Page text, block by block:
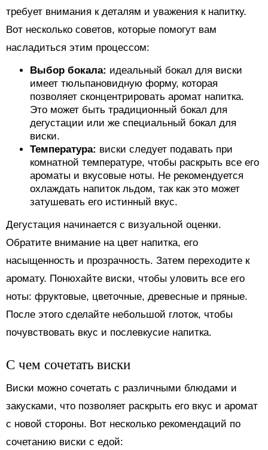
требует внимания к деталям и уважения к напитку.
Вот несколько советов, которые помогут вам
насладиться этим процессом:
Выбор бокала: идеальный бокал для виски
имеет тюльпановидную форму, которая
позволяет сконцентрировать аромат напитка.
Это может быть традиционный бокал для
дегустации или же специальный бокал для
виски.
Температура: виски следует подавать при
комнатной температуре, чтобы раскрыть все его
ароматы и вкусовые ноты. Не рекомендуется
охлаждать напиток льдом, так как это может
затушевать его истинный вкус.
Дегустация начинается с визуальной оценки.
Обратите внимание на цвет напитка, его
насыщенность и прозрачность. Затем переходите к
аромату. Понюхайте виски, чтобы уловить все его
ноты: фруктовые, цветочные, древесные и пряные.
После этого сделайте небольшой глоток, чтобы
почувствовать вкус и послевкусие напитка.
С чем сочетать виски
Виски можно сочетать с различными блюдами и
закусками, что позволяет раскрыть его вкус и аромат
с новой стороны. Вот несколько рекомендаций по
сочетанию виски с едой: